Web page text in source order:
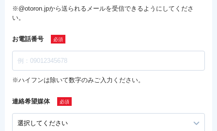
※@otoron.jpから送られるメールを受信できるようにしてくださ
い。
お電話番号
※ハイフンは除いて数字のみご入力ください。
連絡希望媒体